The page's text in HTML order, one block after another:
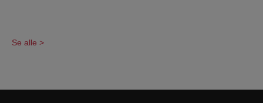
Se alle >